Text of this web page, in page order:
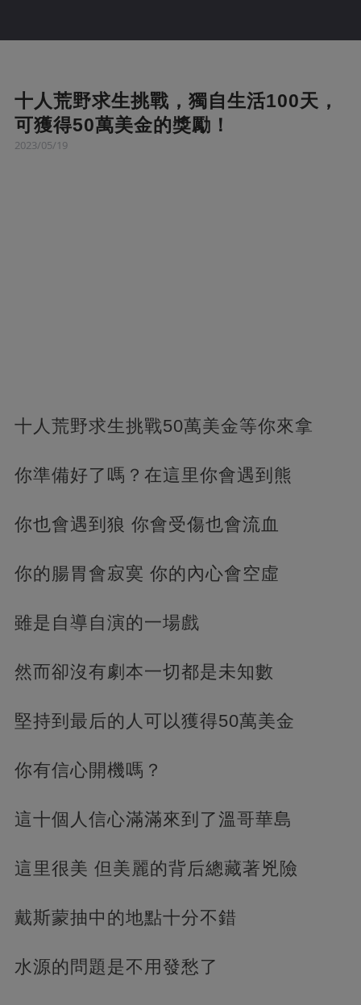
十人荒野求生挑戰，獨自生活100天，
可獲得50萬美金的獎勵！
2023/05/19
十人荒野求生挑戰50萬美金等你來拿
你準備好了嗎？在這里你會遇到熊
你也會遇到狼 你會受傷也會流血
你的腸胃會寂寞 你的內心會空虛
雖是自導自演的一場戲
然而卻沒有劇本一切都是未知數
堅持到最后的人可以獲得50萬美金
你有信心開機嗎？
這十個人信心滿滿來到了溫哥華島
這里很美 但美麗的背后總藏著兇險
戴斯蒙抽中的地點十分不錯
水源的問題是不用發愁了